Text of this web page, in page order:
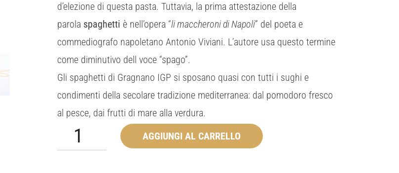
d’elezione di questa pasta. Tuttavia, la prima attestazione della
parola spaghetti è nell’opera “li maccheroni di Napoli” del poeta e
commediografo napoletano Antonio Viviani. L’autore usa questo termine
come diminutivo dell voce “spago”.
Gli spaghetti di Gragnano IGP si sposano quasi con tutti i sughi e
condimenti della secolare tradizione mediterranea: dal pomodoro fresco
al pesce, dai frutti di mare alla verdura.
Spaghetti
quantità
AGGIUNGI AL CARRELLO